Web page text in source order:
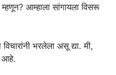
आम्हाला सांगायला विसरू
विचारांनी भरलेला असू द्या. मी,
आहे.